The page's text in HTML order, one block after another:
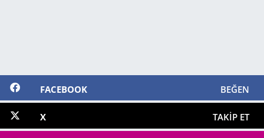
FACEBOOK BEĞEN
X TAKIP ET